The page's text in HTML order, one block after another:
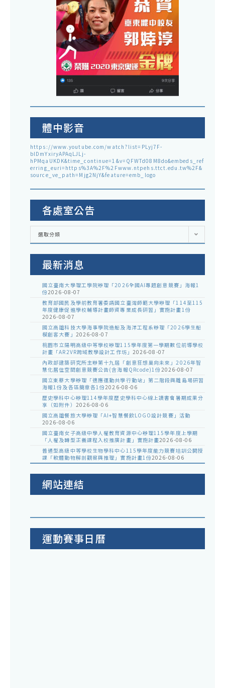
體中影音
https://www.youtube.com/watch?list=PLyj7F-
blDmYxiryAPAqLJLj-
hPMqaUKDK&time_continue=1&v=QFWTd08M8do&embeds_ref
erring_euri=https%3A%2F%2Fwww.ntpehs.ttct.edu.tw%2F&
source_ve_path=Mjg2NjY&feature=emb_logo
各處室公告
各
室
選取分類
最新消息
國立臺南大學理工學院辦理「2026全國AI專題創意競賽」海報1
份2026-08-07
教育部國民及學前教育署委請國立臺灣師範大學辦理「114至115
年度健康促進學校輔導計畫師資專業成長研習」實施計畫1份
2026-08-07
國立高雄科技大學海事學院造船及海洋工程系辦理「2026學生船
模創客大賽」 2026-08-07
桃園市立陽明高級中等學校辦理115學年度第一學期數位前導學校
計畫「AR2VR跨域教學設計工作坊」 2026-08-07
內政部建築研究所主辦第十九屆「創意狂想巢向未來」2026年智
慧化居住空間創意競賽公告(含海報QRcode)1份2026-08-07
國立東華大學辦理「適應運動共學行動站」第二階段與離島場研習
海報1份及各區簡章各1份2026-08-06
歷史學科中心辦理114學年度歷史學科中心線上讀書會暑期成果分
享（如附件） 2026-08-06
國立高雄餐旅大學辦理「AI+智慧餐飲LOGO設計競賽」活動
2026-08-06
國立臺南女子高級中學人權教育資源中心辦理115學年度上學期
「人權及轉型正義課程入校推廣計畫」實施計畫2026-08-06
普通型高級中等學校生物學科中心115學年度能力競賽培訓公開授
課「軟體動物解剖觀察與推理」實施計畫1份2026-08-06
網站連結
運動賽事日曆